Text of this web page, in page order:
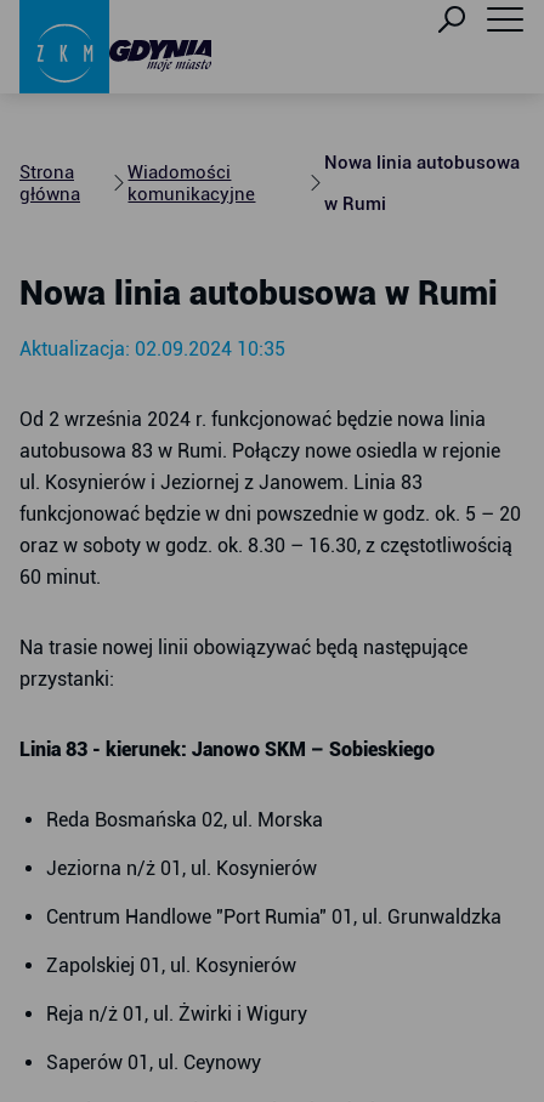
Strona
główna
Wiadomości
komunikacyjne
Nowa linia autobusowa
w Rumi
Nowa linia autobusowa w Rumi
Aktualizacja: 02.09.2024 10:35
Od 2 września 2024 r. funkcjonować będzie nowa linia
autobusowa 83 w Rumi. Połączy nowe osiedla w rejonie
ul. Kosynierów i Jeziornej z Janowem. Linia 83
funkcjonować będzie w dni powszednie w godz. ok. 5 – 20
oraz w soboty w godz. ok. 8.30 – 16.30, z częstotliwością
60 minut.
Na trasie nowej linii obowiązywać będą następujące
przystanki:
Linia 83 - kierunek: Janowo SKM – Sobieskiego
Reda Bosmańska 02, ul. Morska
Jeziorna n/ż 01, ul. Kosynierów
Centrum Handlowe "Port Rumia" 01, ul. Grunwaldzka
Zapolskiej 01, ul. Kosynierów
Reja n/ż 01, ul. Żwirki i Wigury
Saperów 01, ul. Ceynowy